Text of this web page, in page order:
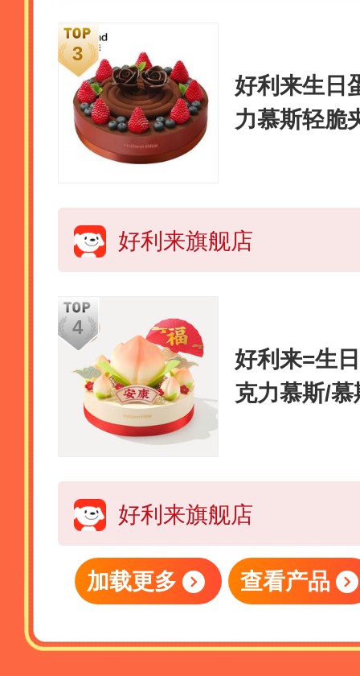
好利来生日
力慕斯轻脆
好利来旗舰店
好利来=生
克力慕斯/
好利来旗舰店
加载更多 查看产品